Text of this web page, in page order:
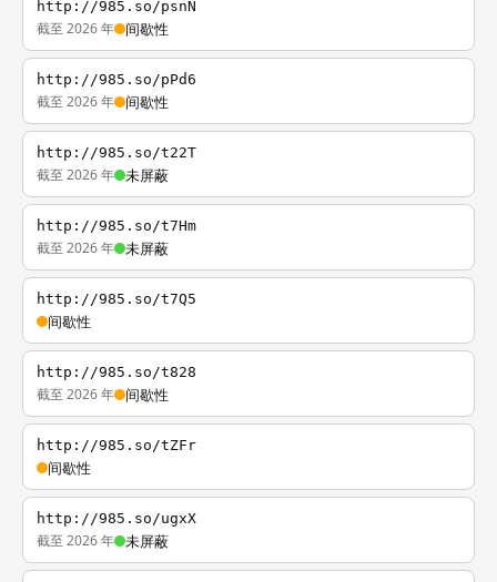
http://985.so/psnN
截至 2026 年 间歇性
http://985.so/pPd6
截至 2026 年 间歇性
http://985.so/t22T
截至 2026 年 未屏蔽
http://985.so/t7Hm
截至 2026 年 未屏蔽
http://985.so/t7Q5
间歇性
http://985.so/t828
截至 2026 年 间歇性
http://985.so/tZFr
间歇性
http://985.so/ugxX
截至 2026 年 未屏蔽